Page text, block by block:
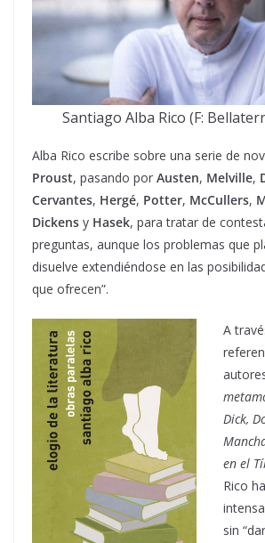
Santiago Alba Rico (F:
Alba Rico escribe sobre una serie de
Proust, pasando por Austen, Melville,
Cervantes, Hergé, Potter, McCullers,
Dickens y Hasek, para tratar de
preguntas, aunque los problemas que
disuelve extendiéndose en las
que ofrecen”.
A
Dick,
en el
Rico
sin